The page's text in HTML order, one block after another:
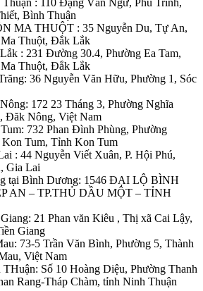
Bình Thuận
MA THUỘT : 35 Nguyễn Du, Tự An,
Thuột, Đắk Lắk
: 231 Đường 30.4, Phường Ea Tam,
Thuột, Đắk Lắk
36 Nguyễn Văn Hữu, Phường 1, Sóc
172 23 Tháng 3, Phường Nghĩa
Đăk Nông, Việt Nam
732 Phan Đình Phùng, Phường
Kon Tum, Tỉnh Kon Tum
: 44 Nguyễn Viết Xuân, P. Hội Phú,
Gia Lai
tại Bình Dương: 1546 ĐẠI LỘ BÌNH
AN – TP.THỦ DẦU MỘT – TỈNH
21 Phan văn Kiêu , Thị xã Cai Lậy,
Giang
73-5 Trần Văn Bình, Phường 5, Thành
Việt Nam
Số 10 Hoàng Diệu, Phường Thanh
Rang-Tháp Chàm, tỉnh Ninh Thuận